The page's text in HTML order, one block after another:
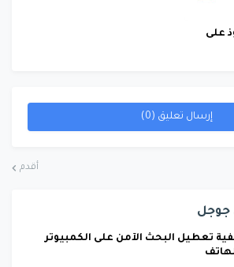
على
إرسال تعليق (0)
أقدم
جوجل
تعطيل البحث الآمن على الكمبيوتر